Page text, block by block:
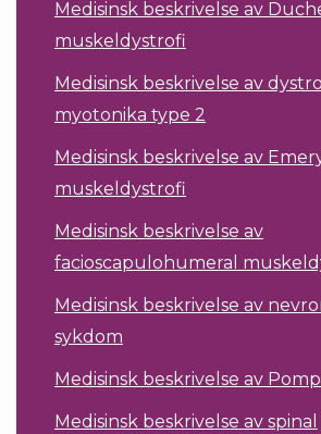
Medisinsk beskrivelse av
muskeldystrofi
Medisinsk beskrivelse av
myotonika type 2
Medisinsk beskrivelse av
muskeldystrofi
Medisinsk beskrivelse av
facioscapulohumeral
Medisinsk beskrivelse av
sykdom
Medisinsk beskrivelse av
Medisinsk beskrivelse av spinal